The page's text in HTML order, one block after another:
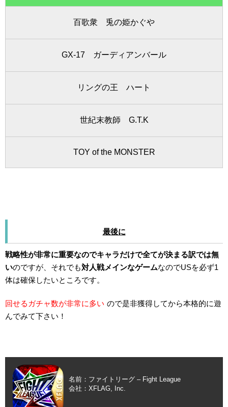
百歌衆 兎の姫かぐや
GX-17 ガーディアンバール
リングの王 ハート
世紀末教師 G.T.K
TOY of the MONSTER
最後に
戦略性が非常に重要なのでキャラだけで全てが決まる訳では無
いのですが、それでも対人戦メインなゲームなのでUSを必ず1
体は確保したいところです。
回せるガチャ数が非常に多い ので是非獲得してから本格的に遊
んでみて下さい！
名前：ファイトリーグ – Fight League
会社：XFLAG, Inc.